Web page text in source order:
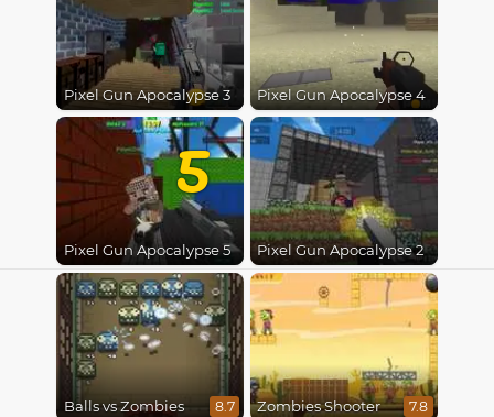
Pixel Gun Apocalypse 3 Pixel Gun Apocalypse 4
5
Pixel Gun Apocalypse 5 Pixel Gun Apocalypse 2
Balls vs Zombies 8.7 Zombies Shooter 7.8